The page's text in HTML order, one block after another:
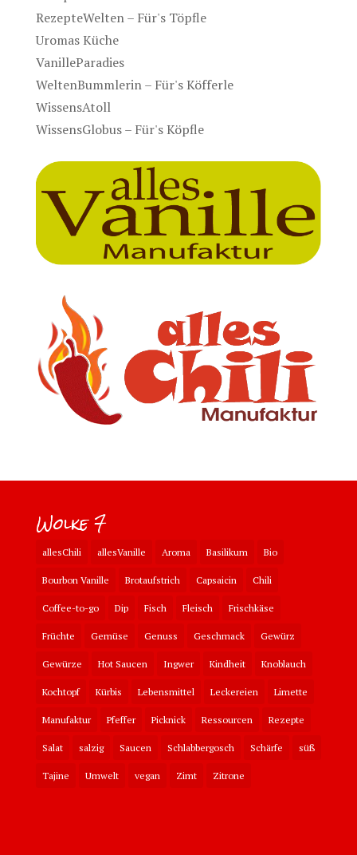
RezepteWelten – Für's Töpfle
Uromas Küche
VanilleParadies
WeltenBummlerin – Für's Köfferle
WissensAtoll
WissensGlobus – Für's Köpfle
Wolke 7
allesChili allesVanille Aroma Basilikum Bio
Bourbon Vanille Brotaufstrich Capsaicin Chili
Coffee-to-go Dip Fisch Fleisch Frischkäse
Früchte Gemüse Genuss Geschmack Gewürz
Gewürze Hot Saucen Ingwer Kindheit Knoblauch
Kochtopf Kürbis Lebensmittel Leckereien Limette
Manufaktur Pfeffer Picknick Ressourcen Rezepte
Salat salzig Saucen Schlabbergosch Schärfe süß
Tajine Umwelt vegan Zimt Zitrone